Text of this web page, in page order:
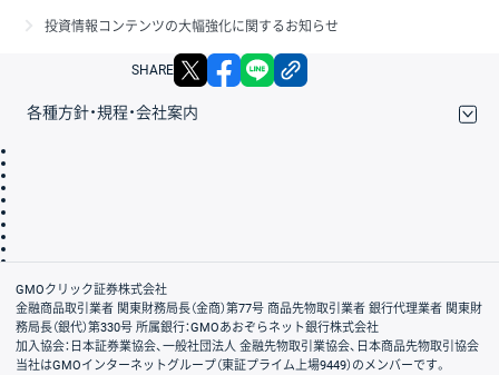
投資情報コンテンツの大幅強化に関するお知らせ
SHARE X facebook
各種方針・規程・会社案内
会社案内
GMOクリック証券株式会社
金融商品取引業者 関東財務局長（金商）第77号 商品先物取引業者 銀行代理業者 関東財
務局長（銀代）第330号 所属銀行：GMOあおぞらネット銀行株式会社
加入協会：日本証券業協会、一般社団法人 金融先物取引業協会、日本商品先物取引協会
当社はGMOインターネットグループ（東証プライム上場9449）のメンバーです。